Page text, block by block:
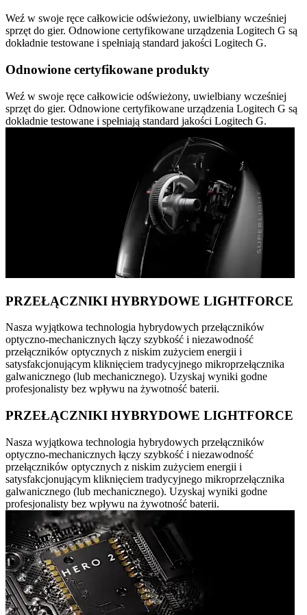
Weź w swoje ręce całkowicie odświeżony, uwielbiany wcześniej
sprzęt do gier. Odnowione certyfikowane urządzenia Logitech G są
dokładnie testowane i spełniają standard jakości Logitech G.
Odnowione certyfikowane produkty
Weź w swoje ręce całkowicie odświeżony, uwielbiany wcześniej
sprzęt do gier. Odnowione certyfikowane urządzenia Logitech G są
dokładnie testowane i spełniają standard jakości Logitech G.
PRZEŁĄCZNIKI HYBRYDOWE LIGHTFORCE
Nasza wyjątkowa technologia hybrydowych przełączników
optyczno-mechanicznych łączy szybkość i niezawodność
przełączników optycznych z niskim zużyciem energii i
satysfakcjonującym kliknięciem tradycyjnego mikroprzełącznika
galwanicznego (lub mechanicznego). Uzyskaj wyniki godne
profesjonalisty bez wpływu na żywotność baterii.
PRZEŁĄCZNIKI HYBRYDOWE LIGHTFORCE
Nasza wyjątkowa technologia hybrydowych przełączników
optyczno-mechanicznych łączy szybkość i niezawodność
przełączników optycznych z niskim zużyciem energii i
satysfakcjonującym kliknięciem tradycyjnego mikroprzełącznika
galwanicznego (lub mechanicznego). Uzyskaj wyniki godne
profesjonalisty bez wpływu na żywotność baterii.